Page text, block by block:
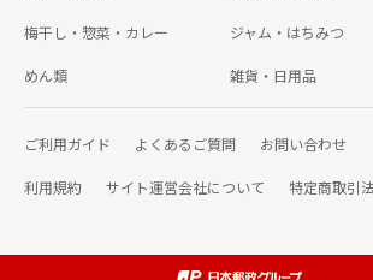
梅干し・惣菜・カレー ジャム・はちみつ
めん類 雑貨・日用品
ご利用ガイド よくあるご質問 お問い合わせ
利用規約 サイト運営会社について 特定商取引